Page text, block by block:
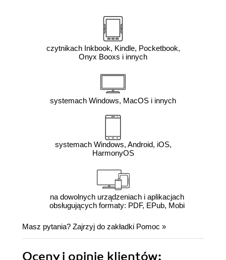
czytnikach Inkbook, Kindle, Pocketbook,
Onyx Booxs i innych
systemach Windows, MacOS i innych
systemach Windows, Android, iOS,
HarmonyOS
na dowolnych urządzeniach i aplikacjach
obsługujących formaty: PDF, EPub, Mobi
Masz pytania? Zajrzyj do zakładki Pomoc »
Oceny i opinie klientów: